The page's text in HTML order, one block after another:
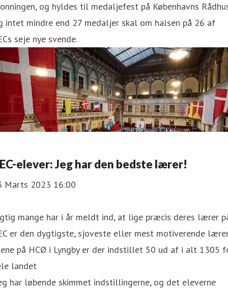
og hyldes til medaljefest på Københavns
intet mindre end 27 medaljer skal om halsen på 26 af
seje nye svende.
elever: Jeg har den bedste lærer!
Marts 2023 16:00
mange har i år meldt ind, at lige præcis deres lærer
er den dygtigste, sjoveste eller mest motiverende
på HCØ i Lyngby er der indstillet 50 ud af i alt 1305
landet
har løbende skimmet indstillingerne, og det eleverne